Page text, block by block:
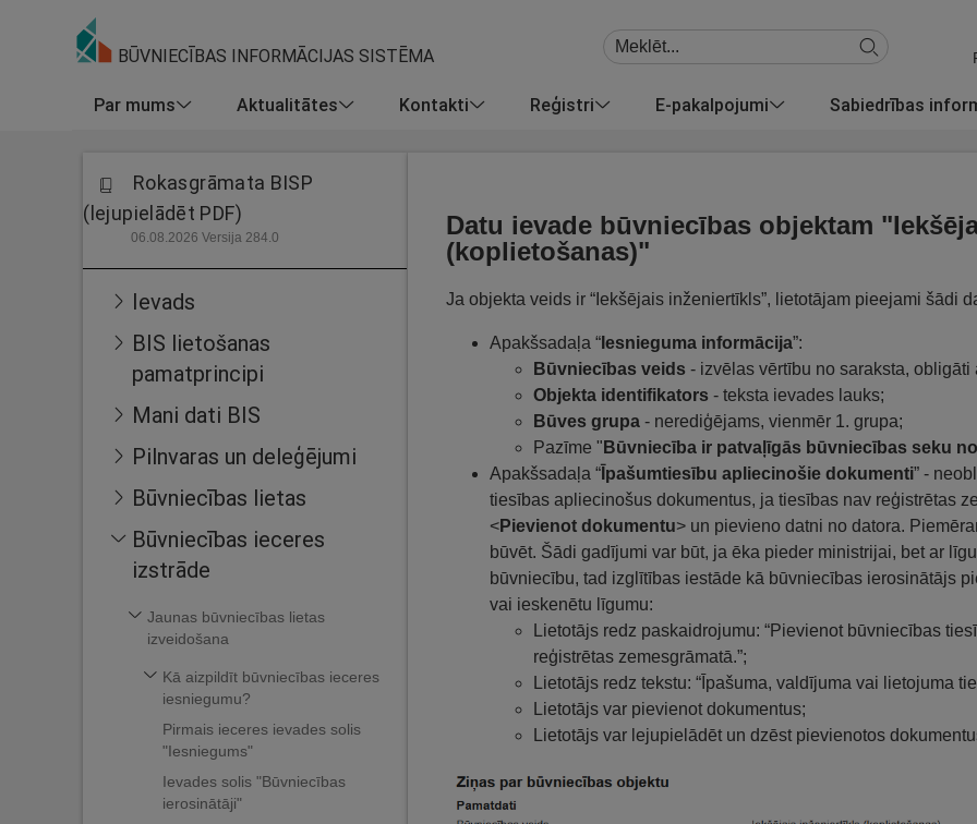
BŪVNIECĪBAS INFORMĀCIJAS SISTĒMA
Par mums Aktualitātes Kontakti Reģistri E-pakalpojumi Sabiedrības
Rokasgrāmata BISP
(lejupielādēt PDF)
06.08.2026 Versija 284.0
Ievads
BIS lietošanas
pamatprincipi
Mani dati BIS
Pilnvaras un deleģējumi
Būvniecības lietas
Būvniecības ieceres
izstrāde
Jaunas būvniecības lietas
izveidošana
Kā aizpildīt būvniecības ieceres
iesniegumu?
Pirmais ieceres ievades solis
"Iesniegums"
Ievades solis "Būvniecības
ierosinātāji"
Datu ievade būvniecības objektam
(koplietošanas)"
Ja objekta veids ir “Iekšējais inženiertīkls”, lietotājam pieejami šādi
Apakšsadaļa “ Iesnieguma informācija”:
Būvniecības veids - izvēlas vērtību no saraksta, obligāti
Objekta identifikators - teksta ievades lauks;
Būves grupa - nerediģējams, vienmēr 1. grupa;
Pazīme " Būvniecība ir patvaļīgās būvniecības seku
Apakšsadaļa “ Īpašumtiesību apliecinošie dokumenti” -
tiesības apliecinošus dokumentus, ja tiesības nav reģistrētas
<Pievienot dokumentu> un pievieno datni no datora.
būvēt. Šādi gadījumi var būt, ja ēka pieder ministrijai, bet ar
būvniecību, tad izglītības iestāde kā būvniecības ierosinātājs
vai ieskenētu līgumu:
Lietotājs redz paskaidrojumu: “Pievienot būvniecības
reģistrētas zemesgrāmatā.”;
Lietotājs redz tekstu: “Īpašuma, valdījuma vai lietojuma
Lietotājs var pievienot dokumentus;
Lietotājs var lejupielādēt un dzēst pievienotos